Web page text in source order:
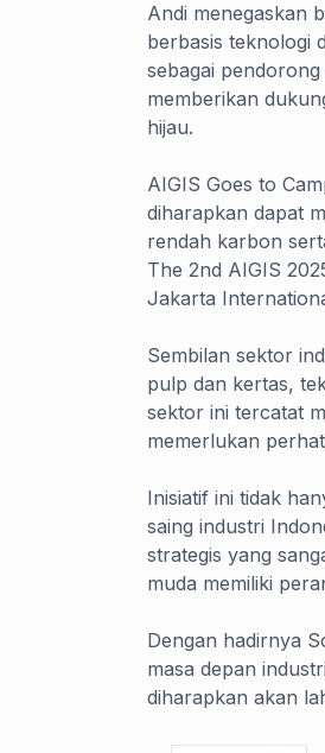
Andi menegaskan
berbasis teknologi
sebagai
memberikan
hijau.
AIGIS Goes to
diharapkan dapat
rendah karbon
The 2nd AIGIS
Jakarta
Sembilan sektor
pulp dan kertas,
sektor ini tercatat
memerlukan
Inisiatif ini tidak
saing industri
strategis yang
muda memiliki
Dengan hadirnya
masa depan
diharapkan akan